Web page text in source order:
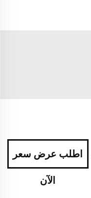
اطلب عرض سعر
الآن